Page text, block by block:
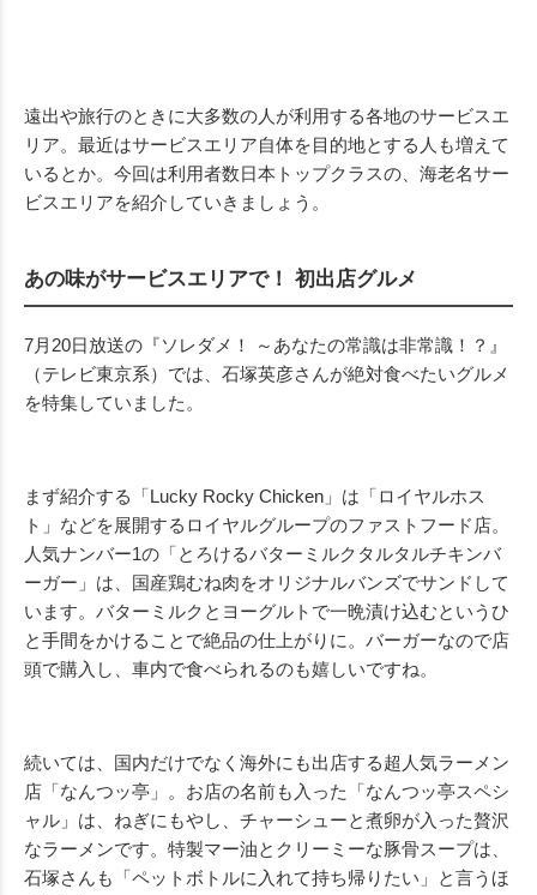
遠出や旅行のときに大多数の人が利用する各地のサービスエ
リア。最近はサービスエリア自体を目的地とする人も増えて
いるとか。今回は利用者数日本トップクラスの、海老名サー
ビスエリアを紹介していきましょう。
あの味がサービスエリアで！ 初出店グルメ
7月20日放送の『ソレダメ！ ～あなたの常識は非常識！？』
（テレビ東京系）では、石塚英彦さんが絶対食べたいグルメ
を特集していました。
まず紹介する「Lucky Rocky Chicken」は「ロイヤルホス
ト」などを展開するロイヤルグループのファストフード店。
人気ナンバー1の「とろけるバターミルクタルタルチキンバ
ーガー」は、国産鶏むね肉をオリジナルバンズでサンドして
います。バターミルクとヨーグルトで一晩漬け込むというひ
と手間をかけることで絶品の仕上がりに。バーガーなので店
頭で購入し、車内で食べられるのも嬉しいですね。
続いては、国内だけでなく海外にも出店する超人気ラーメン
店「なんつッ亭」。お店の名前も入った「なんつッ亭スペシ
ャル」は、ねぎにもやし、チャーシューと煮卵が入った贅沢
なラーメンです。特製マー油とクリーミーな豚骨スープは、
石塚さんも「ペットボトルに入れて持ち帰りたい」と言うほ